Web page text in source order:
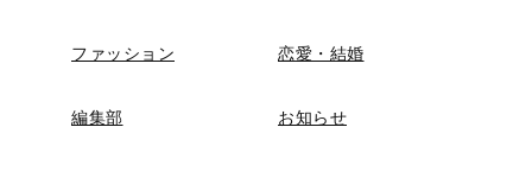
ファッション 恋愛・結婚
編集部 お知らせ